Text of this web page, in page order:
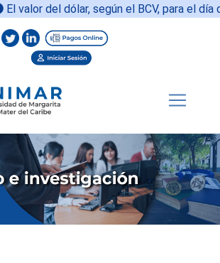
valor del dólar, según el BCV, para el día